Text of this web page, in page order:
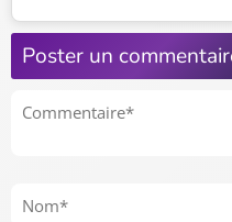
Poster un